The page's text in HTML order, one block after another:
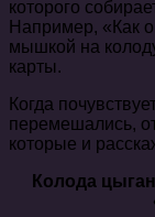
которого
Например, «Как
мышкой на
карты.
Когда
перемешались,
которые и
Колода